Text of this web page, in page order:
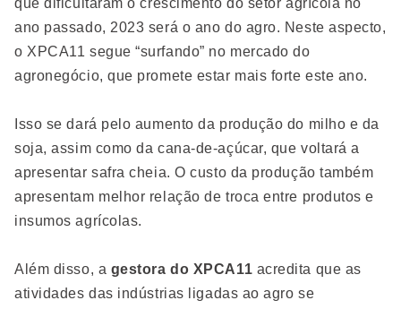
que dificultaram o crescimento do setor agrícola no
ano passado, 2023 será o ano do agro. Neste aspecto,
o XPCA11 segue “surfando” no mercado do
agronegócio, que promete estar mais forte este ano.
Isso se dará pelo aumento da produção do milho e da
soja, assim como da cana-de-açúcar, que voltará a
apresentar safra cheia. O custo da produção também
apresentam melhor relação de troca entre produtos e
insumos agrícolas.
Além disso, a gestora do XPCA11 acredita que as
atividades das indústrias ligadas ao agro se